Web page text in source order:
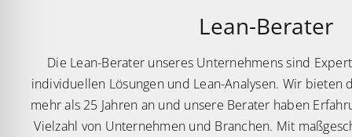
Lean-Berater
Die Lean-Berater unseres Unternehmens sind
individuellen Lösungen und Lean-Analysen. Wir bieten
mehr als 25 Jahren an und unsere Berater haben
Vielzahl von Unternehmen und Branchen. Mit